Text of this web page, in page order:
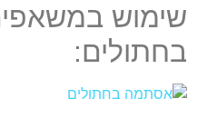
שימוש
בחתולים: